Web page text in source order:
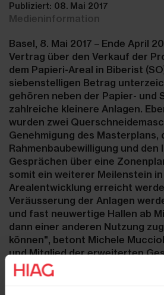
Publiziert: 08. Mai 2017
Medieninformation
Basel, 8. Mai 2017 – Ende April
Vertrag über den Verkauf der
dem Papieri-Areal in Biberist
siebenstelligen Betrag
gehören neben der Papier- und
zahlreiche kleinere Anlagen.
wurden zwei
Genehmigung des Masterplans,
Rahmenbaubewilligung und den
Gesprächen über eine
somit ein weiterer Meilenstein
Arealentwicklung erreicht
Veräusserung der Anlagen
und fast neuwertige Hallen ab
dann einer anderen Nutzung
können", betont Michele
und Mitglied der erweiterten
HIAG.